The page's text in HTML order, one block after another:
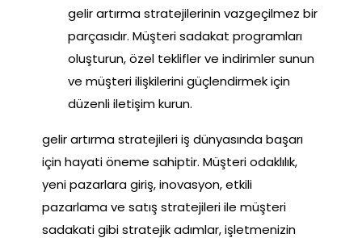
gelir artırma stratejilerinin vazgeçilmez bir
parçasıdır. Müşteri sadakat programları
oluşturun, özel teklifler ve indirimler sunun
ve müşteri ilişkilerini güçlendirmek için
düzenli iletişim kurun.
gelir artırma stratejileri iş dünyasında başarı
için hayati öneme sahiptir. Müşteri odaklılık,
yeni pazarlara giriş, inovasyon, etkili
pazarlama ve satış stratejileri ile müşteri
sadakati gibi stratejik adımlar, işletmenizin